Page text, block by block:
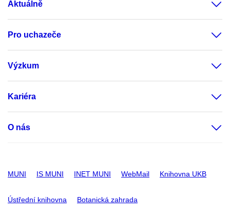
Aktuálně
Pro uchazeče
Výzkum
Kariéra
O nás
MUNI IS MUNI INET MUNI WebMail Knihovna UKB
Ústřední knihovna Botanická zahrada